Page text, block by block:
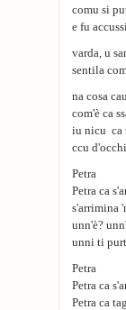
comu si
e fu
varda, u
sentila
na cosa
com'è ca
iu nicu ca
ccu
Petra
Petra ca
s'arrimina
unn'è?
unni ti
Petra
Petra ca
Petra ca